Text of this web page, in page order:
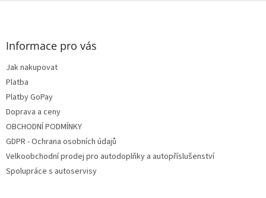
Z
Informace pro vás
Jak nakupovat
Platba
Platby GoPay
Doprava a ceny
OBCHODNÍ PODMÍNKY
GDPR - Ochrana osobních údajů
Velkoobchodní prodej pro autodoplňky a autopříslušenství
Spolupráce s autoservisy